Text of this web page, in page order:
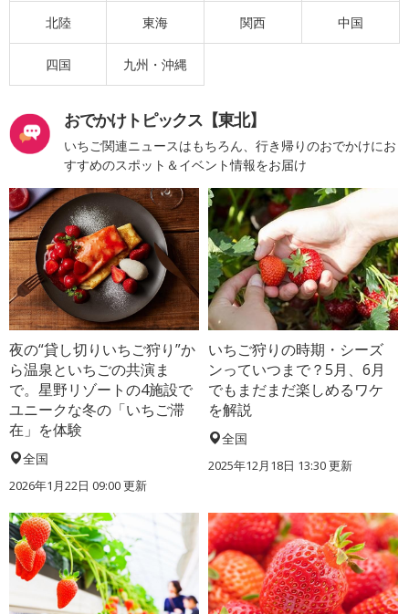
北陸 東海 関西 中国
四国 九州・沖縄
おでかけトピックス【東北】
いちご関連ニュースはもちろん、行き帰りのおでかけにお
すすめのスポット＆イベント情報をお届け
夜の“貸し切りいちご狩り”か
ら温泉といちごの共演ま
で。星野リゾートの4施設で
ユニークな冬の「いちご滞
在」を体験
全国
2026年1月22日 09:00 更新
いちご狩りの時期・シーズ
ンっていつまで？5月、6月
でもまだまだ楽しめるワケ
を解説
全国
2025年12月18日 13:30 更新